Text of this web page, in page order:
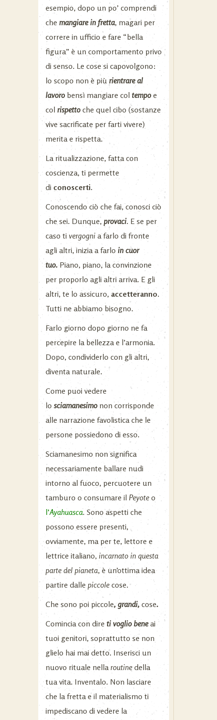
esempio, dopo un po’ comprendi
che mangiare in fretta, magari per
correre in ufficio e fare “bella
figura” è un comportamento privo
di senso. Le cose si capovolgono:
lo scopo non è più rientrare al
lavoro bensì mangiare col tempo e
col rispetto che quel cibo (sostanze
vive sacrificate per farti vivere)
merita e rispetta.
La ritualizzazione, fatta con
coscienza, ti permette
di conoscerti.
Conoscendo ciò che fai, conosci ciò
che sei. Dunque, provaci. E se per
caso ti vergogni a farlo di fronte
agli altri, inizia a farlo in cuor
tuo.Piano, piano, la convinzione
per proporlo agli altri arriva. E gli
altri, te lo assicuro,accetteranno.
Tutti ne abbiamo bisogno.
Farlo giorno dopo giorno ne fa
percepire la bellezza e l’armonia.
Dopo, condividerlo con gli altri,
diventa naturale.
Come puoi vedere
lo sciamanesimo non corrisponde
alle narrazione favolistica che le
persone possiedono di esso.
Sciamanesimo non significa
necessariamente ballare nudi
intorno al fuoco, percuotere un
tamburo o consumare il Peyote o
l’Ayahuasca. Sono aspetti che
possono essere presenti,
ovviamente, ma per te, lettore e
lettrice italiano, incarnato in questa
parte del pianeta, è un’ottima idea
partire dalle piccole cose.
Che sono poi piccole, grandi, cose.
Comincia con dire ti voglio beneai
tuoi genitori, soprattutto se non
glielo hai mai detto. Inserisci un
nuovo rituale nellaroutine della
tua vita. Inventalo. Non lasciare
che la fretta e il materialismo ti
impediscano di vedere la